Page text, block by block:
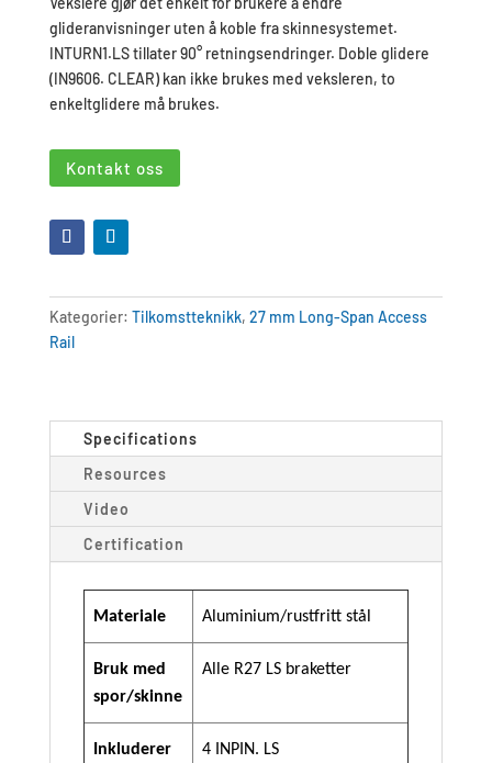
glideranvisninger uten å koble fra skinnesystemet.
INTURN1.LS tillater 90° retningsendringer. Doble glidere
(IN9606. CLEAR) kan ikke brukes med veksleren, to
enkeltglidere må brukes.
Kontakt oss
Kategorier: Tilkomstteknikk, 27 mm Long-Span Access
Rail
Specifications
Resources
Video
Certification
Materiale Aluminium/rustfritt stål
Bruk med
spor/skinne
Alle R27 LS braketter
Inkluderer 4 INPIN. LS